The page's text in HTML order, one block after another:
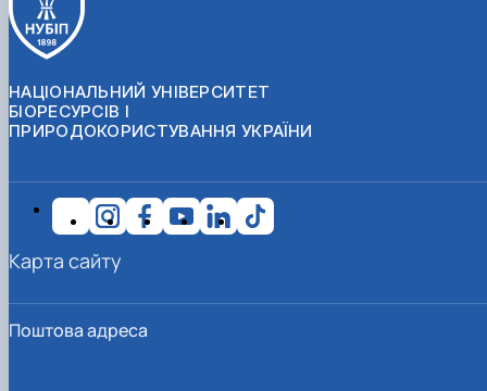
НАЦІОНАЛЬНИЙ УНІВЕРСИТЕТ
БІОРЕСУРСІВ І
ПРИРОДОКОРИСТУВАННЯ УКРАЇНИ
Поштова адреса
Карта сайту